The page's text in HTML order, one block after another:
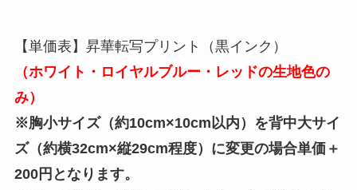
【単価表】昇華転写プリント（黒インク）
（ホワイト・ロイヤルブルー・レッドの生地色の
み）
※胸小サイズ（約10cm×10cm以内）を背中大サイ
ズ（約横32cm×縦29cm程度）に変更の場合単価＋
200円となります。